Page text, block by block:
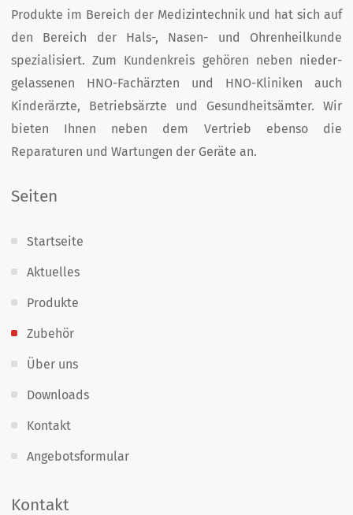
Produkte im Bereich der Medizin­technik und hat sich auf
den Bereich der Hals-, Nasen- und Ohren­heil­kunde
spezialisiert. Zum Kunden­kreis­ gehören neben nieder­
gelassenen HNO-Fachärzten und HNO-Kliniken auch
Kinder­ärzte, Betriebs­ärzte und Gesund­heits­ämter. Wir
bieten Ihnen neben dem Vertrieb ebenso die
Reparaturen und Wartungen der Geräte an.
Seiten
Startseite
Aktuelles
Produkte
Zubehör
Über uns
Downloads
Kontakt
Angebotsformular
Kontakt